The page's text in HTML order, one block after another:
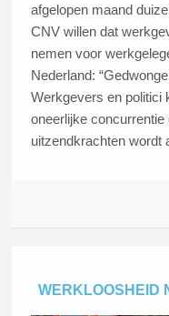
afgelopen maand
CNV willen dat
nemen voor
Nederland:
Werkgevers en politici
oneerlijke
uitzendkrachten wordt
WERKLOOSHEID